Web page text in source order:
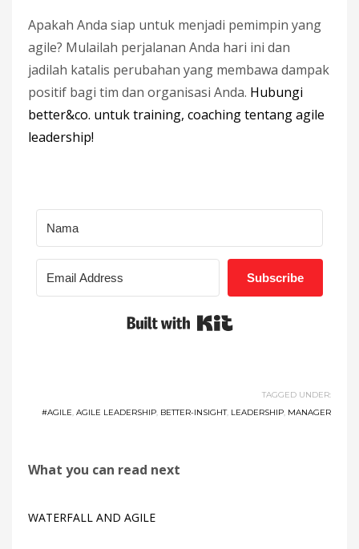
Apakah Anda siap untuk menjadi pemimpin yang
agile? Mulailah perjalanan Anda hari ini dan
jadilah katalis perubahan yang membawa dampak
positif bagi tim dan organisasi Anda. Hubungi
better&co. untuk training, coaching tentang agile
leadership!
Subscribe
TAGGED UNDER:
#AGILE, AGILE LEADERSHIP, BETTER-INSIGHT, LEADERSHIP, MANAGER
What you can read next
WATERFALL AND AGILE